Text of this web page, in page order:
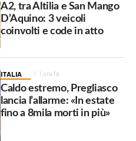
A2, tra Altilia e San Mango
D’Aquino: 3 veicoli
coinvolti e code in atto
ITALIA 1 ora fa
Caldo estremo, Pregliasco
lancia l’allarme: «In estate
fino a 8mila morti in più»